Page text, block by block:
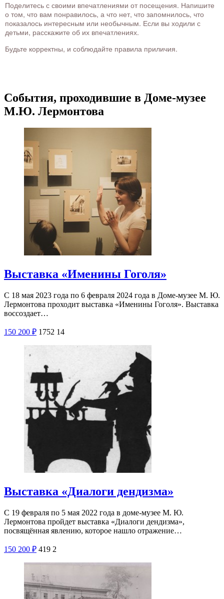
Поделитесь с своими впечатлениями от посещения. Напишите
о том, что вам понравилось, а что нет, что запомнилось, что
показалось интересным или необычным. Если вы ходили с
детьми, расскажите об их впечатлениях.
Будьте корректны, и соблюдайте правила приличия.
События, проходившие в Доме-музее
М.Ю. Лермонтова
Выставка «Именины Гоголя»
С 18 мая 2023 года по 6 февраля 2024 года в Доме-музее М. Ю.
Лермонтова проходит выставка «Именины Гоголя». Выставка
воссоздает…
150 200 ₽ 1752 14
Выставка «Диалоги дендизма»
С 19 февраля по 5 мая 2022 года в доме-музее М. Ю.
Лермонтова пройдет выставка «Диалоги дендизма»,
посвящённая явлению, которое нашло отражение…
150 200 ₽ 419 2